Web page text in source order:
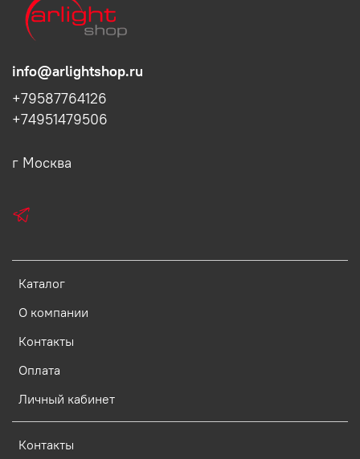
Каталог
О компании
Контакты
Оплата
Личный кабинет
Контакты
info@arlightshop.ru
+79587764126
+74951479506
г Москва